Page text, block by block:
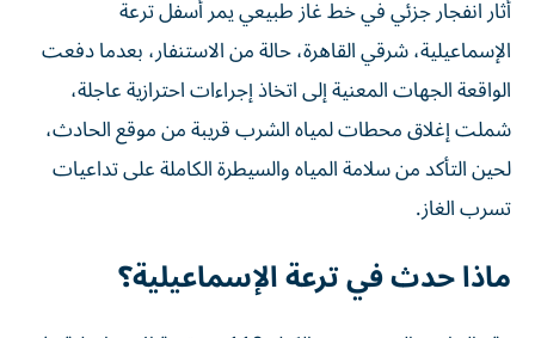
الإسماعيلية، شرقي القاهرة، حالة من الاستنفار، بعدما دفعت
الواقعة الجهات المعنية إلى اتخاذ إجراءات احترازية عاجلة،
شملت إغلاق محطات لمياه الشرب قريبة من موقع الحادث،
لحين التأكد من سلامة المياه والسيطرة الكاملة على تداعيات
تسرب الغاز.
ماذا حدث في ترعة الإسماعيلية؟